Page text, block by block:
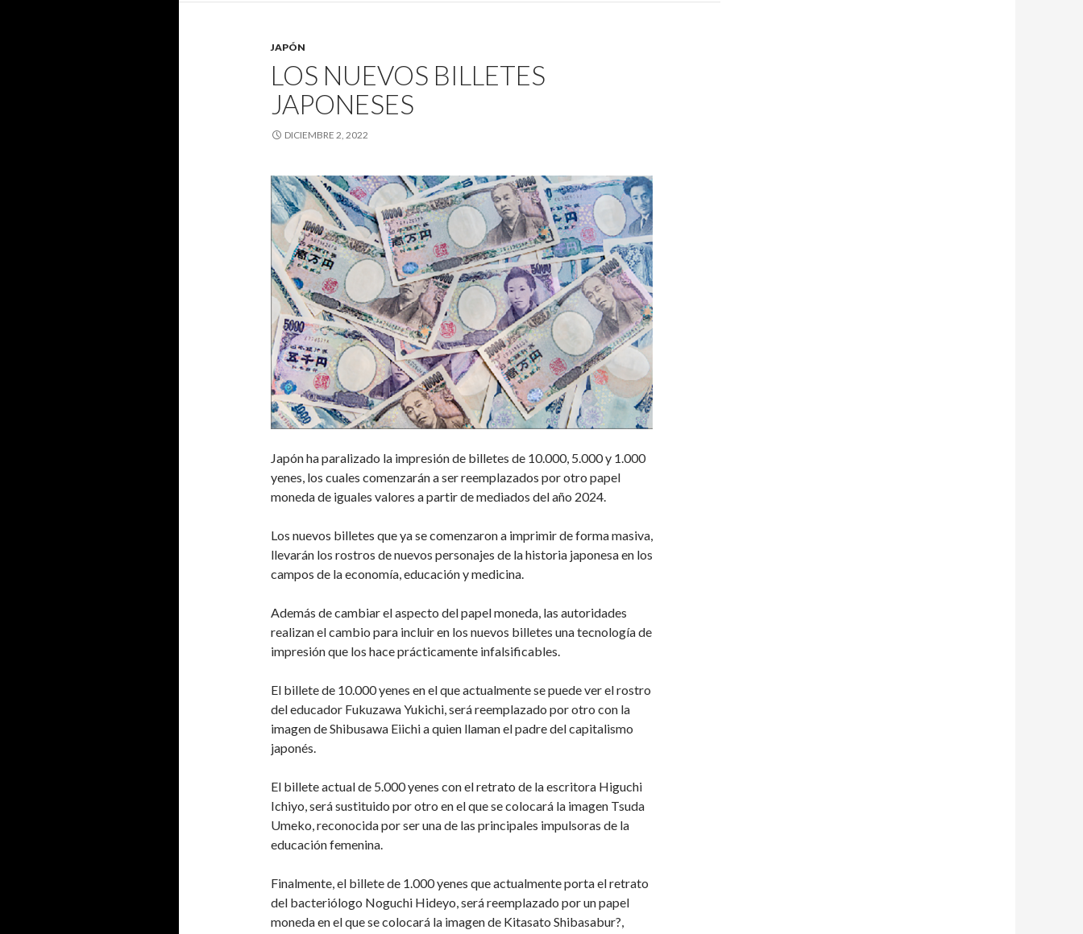
JAPÓN
LOS NUEVOS BILLETES
JAPONESES
DICIEMBRE 2, 2022
Japón ha paralizado la impresión de billetes de 10.000, 5.000 y 1.000
yenes, los cuales comenzarán a ser reemplazados por otro papel
moneda de iguales valores a partir de mediados del año 2024.
Los nuevos billetes que ya se comenzaron a imprimir de forma masiva,
llevarán los rostros de nuevos personajes de la historia japonesa en los
campos de la economía, educación y medicina.
Además de cambiar el aspecto del papel moneda, las autoridades
realizan el cambio para incluir en los nuevos billetes una tecnología de
impresión que los hace prácticamente infalsificables.
El billete de 10.000 yenes en el que actualmente se puede ver el rostro
del educador Fukuzawa Yukichi, será reemplazado por otro con la
imagen de Shibusawa Eiichi a quien llaman el padre del capitalismo
japonés.
El billete actual de 5.000 yenes con el retrato de la escritora Higuchi
Ichiyo, será sustituido por otro en el que se colocará la imagen Tsuda
Umeko, reconocida por ser una de las principales impulsoras de la
educación femenina.
Finalmente, el billete de 1.000 yenes que actualmente porta el retrato
del bacteriólogo Noguchi Hideyo, será reemplazado por un papel
moneda en el que se colocará la imagen de Kitasato Shibasabur?,